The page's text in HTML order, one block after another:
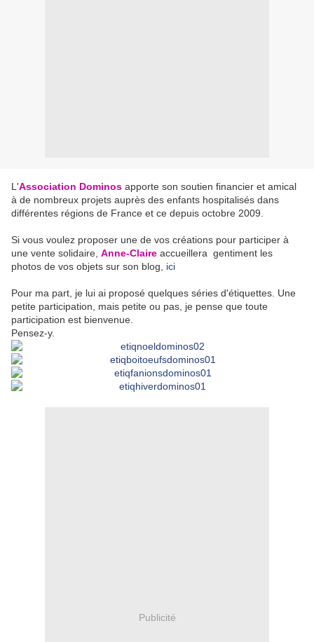
L'Association Dominos apporte son soutien financier et amical
à de nombreux projets auprès des enfants hospitalisés dans
différentes régions de France et ce depuis octobre 2009.
Si vous voulez proposer une de vos créations pour participer à
une vente solidaire, Anne-Claire accueillera gentiment les
photos de vos objets sur son blog, ici
Pour ma part, je lui ai proposé quelques séries d'étiquettes. Une
petite participation, mais petite ou pas, je pense que toute
participation est bienvenue.
Pensez-y.
Publicité